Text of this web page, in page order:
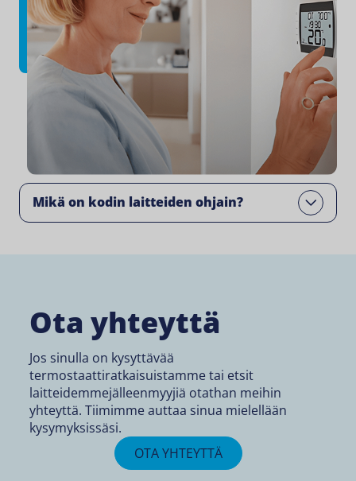
Mikä on kodin laitteiden ohjain? Open
Ota yhteyttä
Jos sinulla on kysyttävää
termostaattiratkaisuistamme tai etsit
laitteidemmejälleenmyyjiä otathan meihin
yhteyttä. Tiimimme auttaa sinua mielellään
kysymyksissäsi.
OTA YHTEYTTÄ